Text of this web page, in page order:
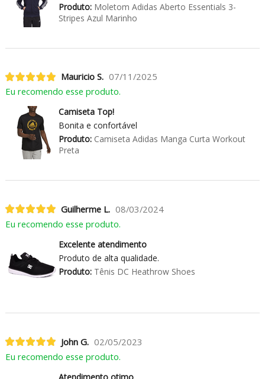
Produto:Moletom Adidas Aberto Essentials 3-
Stripes Azul Marinho
Mauricio S. 07/11/2025
Eu recomendo esse produto.
Camiseta Top!
Bonita e confortável
Produto:Camiseta Adidas Manga Curta Workout
Preta
Guilherme L. 08/03/2024
Eu recomendo esse produto.
Excelente atendimento
Produto de alta qualidade.
Produto:Tênis DC Heathrow Shoes
John G. 02/05/2023
Eu recomendo esse produto.